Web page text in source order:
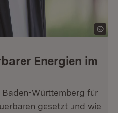
Energien im
Württemberg für
gesetzt und wie